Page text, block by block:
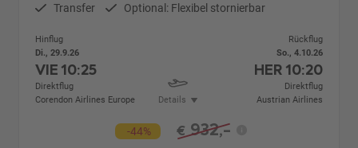
Transfer Optional: Flexibel stornierbar
Hinflug
Di., 29.9.26
VIE10:25
Direktflug
Corendon Airlines Europe
Details
Rückflug
So., 4.10.26
HER 10:20
Direktflug
Austrian Airlines
-44% € 932,-